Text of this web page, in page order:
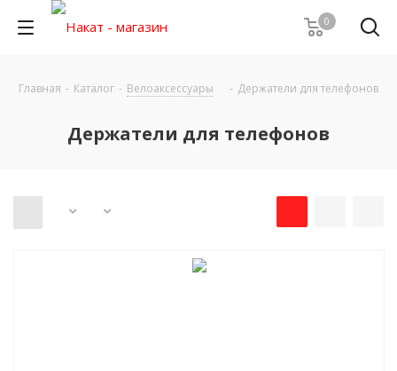
0
Главная - Каталог - Велоаксессуары - Держатели для телефонов
Держатели для телефонов